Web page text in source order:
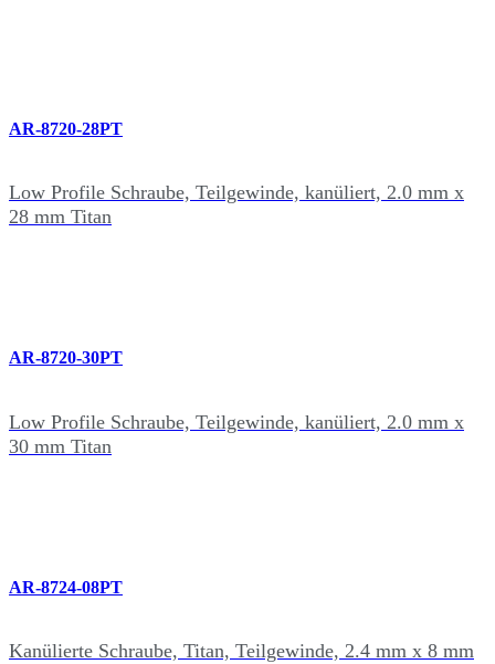
AR-8720-28PT
Low Profile Schraube, Teilgewinde, kanüliert, 2.0 mm x
28 mm Titan
AR-8720-30PT
Low Profile Schraube, Teilgewinde, kanüliert, 2.0 mm x
30 mm Titan
AR-8724-08PT
Kanülierte Schraube, Titan, Teilgewinde, 2.4 mm x 8 mm